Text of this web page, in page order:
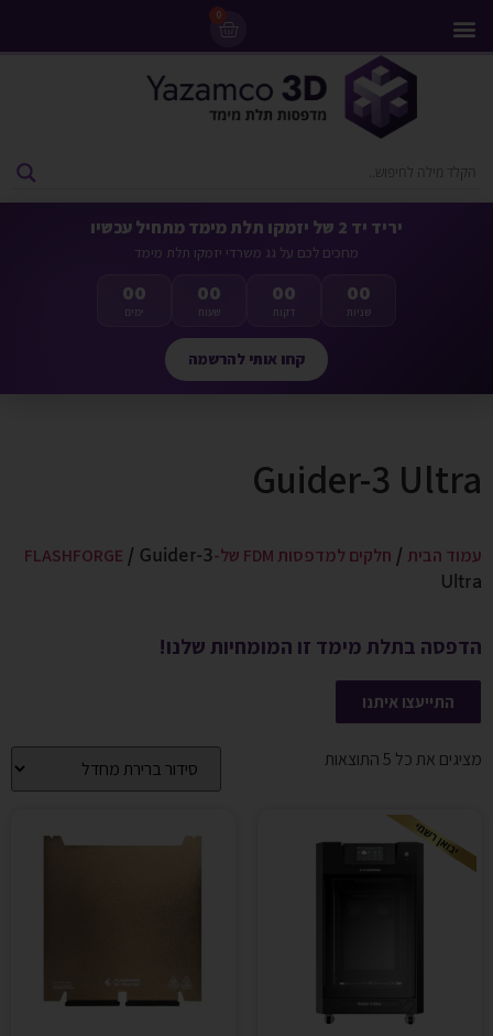
0
יריד יד 2 של יזמקו תלת מימד מתחיל עכשיו
מחכים לכם על גג משרדי יזמקו תלת מימד
00
ימים
00
שעות
00
דקות
00
שניות
קחו אותי להרשמה
Guider-3 Ultra
עמוד הבית / חלקים למדפסות FDM של-FLASHFORGE
/ Guider-3
Ultra
הדפסה בתלת מימד זו המומחיות שלנו!
התייעצו איתנו
מציגים את כל ⁦5⁩ התוצאות